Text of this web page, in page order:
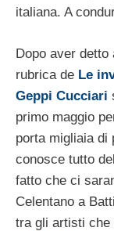
italiana. A
Dopo aver detto
rubrica de Le
Geppi Cucciari
primo maggio
porta migliaia di
conosce tutto
fatto che ci
Celentano a
tra gli artisti che